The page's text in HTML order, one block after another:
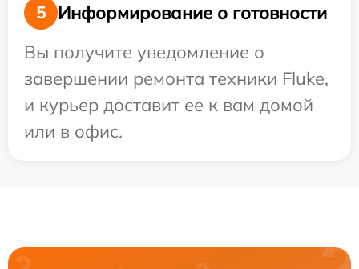
5
Информирование о готовности
Вы получите уведомление о
завершении ремонта техники Fluke,
и курьер доставит ее к вам домой
или в офис.